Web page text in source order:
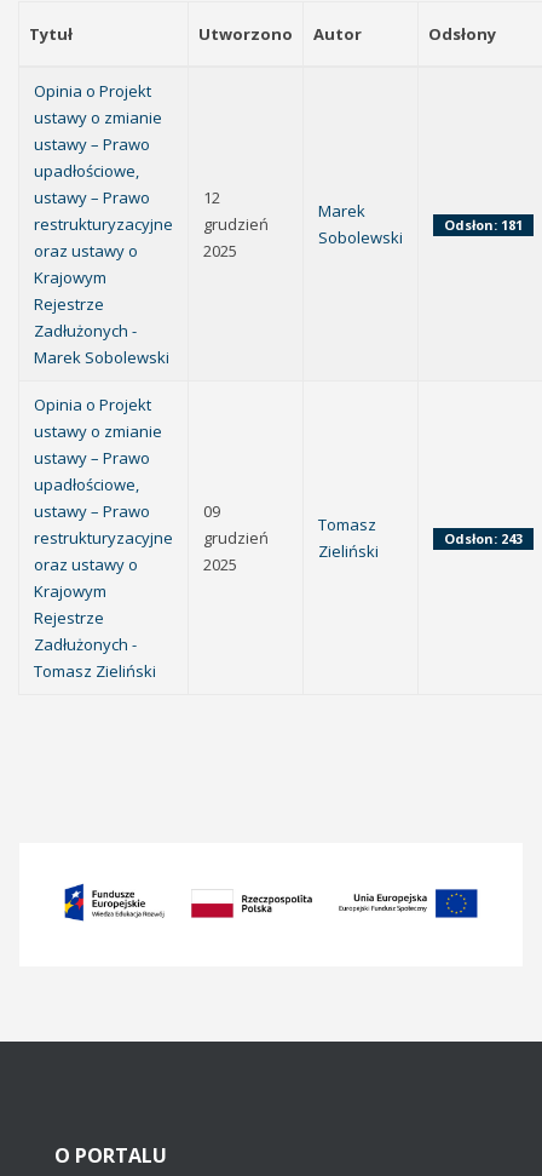
Tytuł Utworzono Autor Odsłony
Opinia o Projekt
ustawy o zmianie
ustawy – Prawo
upadłościowe,
ustawy – Prawo
restrukturyzacyjne
oraz ustawy o
Krajowym
Rejestrze
Zadłużonych -
Marek Sobolewski
12
grudzień
2025
Marek
Sobolewski
Odsłon: 181
Opinia o Projekt
ustawy o zmianie
ustawy – Prawo
upadłościowe,
ustawy – Prawo
restrukturyzacyjne
oraz ustawy o
Krajowym
Rejestrze
Zadłużonych -
Tomasz Zieliński
09
grudzień
2025
Tomasz
Zieliński
Odsłon: 243
O PORTALU